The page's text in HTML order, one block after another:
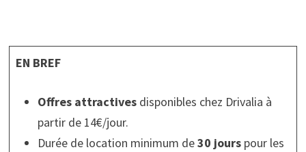
EN BREF
Offres attractivesdisponibles chez Drivalia à
partir de 14€/jour.
Durée de location minimum de30 jourspour les